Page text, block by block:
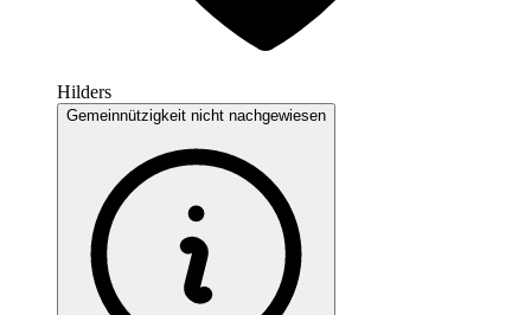
Hilders
Gemeinnützigkeit nicht nachgewiesen